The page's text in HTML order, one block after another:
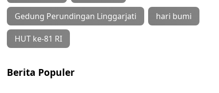
Gedung Perundingan Linggarjati hari bumi
HUT ke-81 RI
Berita Populer